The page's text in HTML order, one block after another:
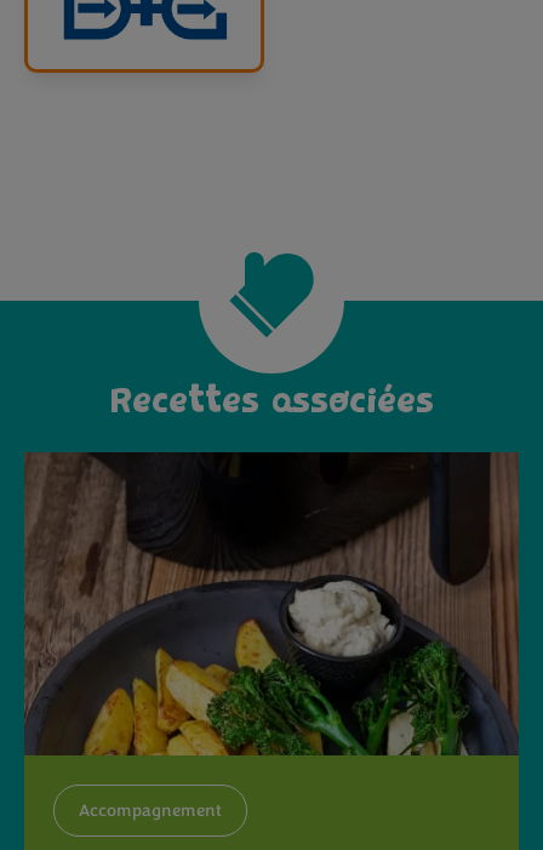
Recettes associées
Accompagnement